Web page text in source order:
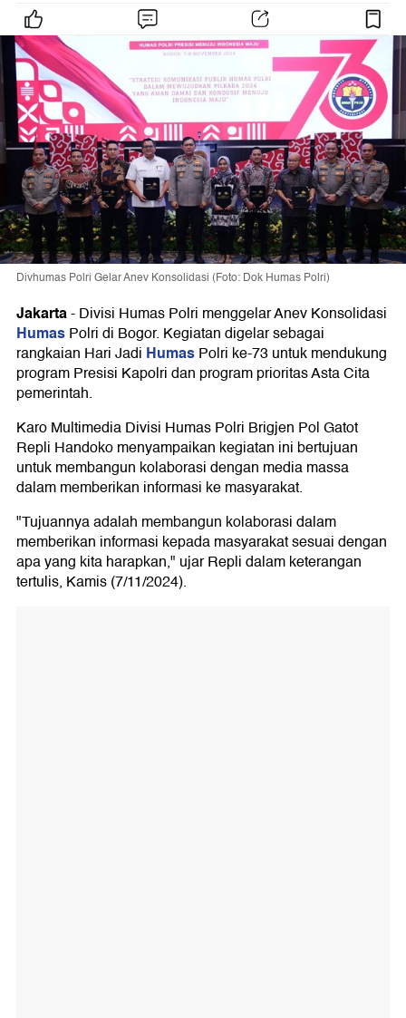
Divhumas Polri Gelar Anev Konsolidasi (Foto: Dok Humas Polri)
Jakarta-Divisi Humas Polri menggelar Anev Konsolidasi
HumasPolri di Bogor. Kegiatan digelar sebagai
rangkaian Hari Jadi HumasPolri ke-73 untuk mendukung
program Presisi Kapolri dan program prioritas Asta Cita
pemerintah.
Karo Multimedia Divisi Humas Polri Brigjen Pol Gatot
Repli Handoko menyampaikan kegiatan ini bertujuan
untuk membangun kolaborasi dengan media massa
dalam memberikan informasi ke masyarakat.
"Tujuannya adalah membangun kolaborasi dalam
memberikan informasi kepada masyarakat sesuai dengan
apa yang kita harapkan," ujar Repli dalam keterangan
tertulis, Kamis (7/11/2024).